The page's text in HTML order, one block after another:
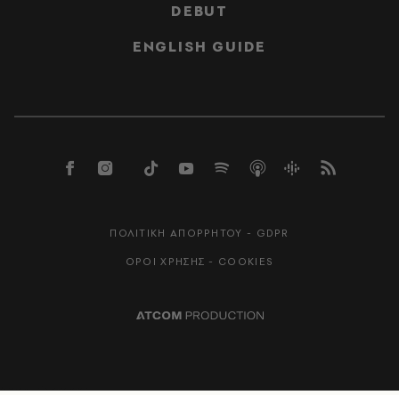
DEBUT
ENGLISH GUIDE
ΠΟΛΙΤΙΚΗ ΑΠΟΡΡΗΤΟΥ - GDPR
ΟΡΟΙ ΧΡΗΣΗΣ - COOKIES